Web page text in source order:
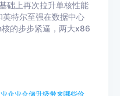
础上再次拉升单核性能
英特尔至强在数据中心
的步步紧逼，两大x86
企业仓储升级带来哪些价